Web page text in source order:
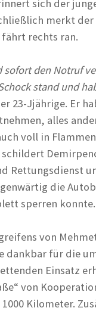
sich der
merkt der
rechts ran.
den Notruf
stand und
23-Jjährige. Er
alles
voll in
Rettungsdienst
die
sperren konnte.
von
dankbar für die
Einsatz
von
Kilometer.